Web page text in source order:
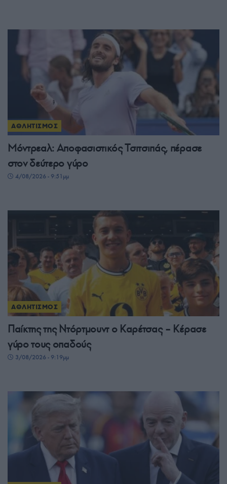
ΑΘΛΗΤΙΣΜΟΣ
Μόντρεαλ: Αποφασιστικός Τσιτσιπάς, πέρασε
στον δεύτερο γύρο
4/08/2026 - 9:51μμ
ΑΘΛΗΤΙΣΜΟΣ
Παίκτης της Ντόρτμουντ ο Καρέτσας – Κέρασε
γύρο τους οπαδούς
3/08/2026 - 9:19μμ